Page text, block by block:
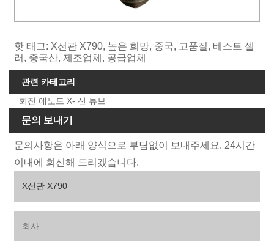
핫 태그: X선관 X790, 높은 희망, 중국, 고품질, 베스트 셀
러, 중국산, 제조업체, 공급업체
관련 카테고리
회전 애노드 X- 선 튜브
문의 보내기
문의사항은 아래 양식으로 부담없이 보내주세요. 24시간
이내에 회신해 드리겠습니다.